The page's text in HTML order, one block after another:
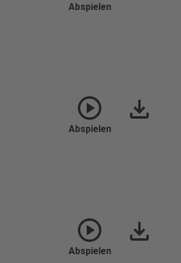
Abspielen
play_circle
Abspielen
download
play_circle
Abspielen
download